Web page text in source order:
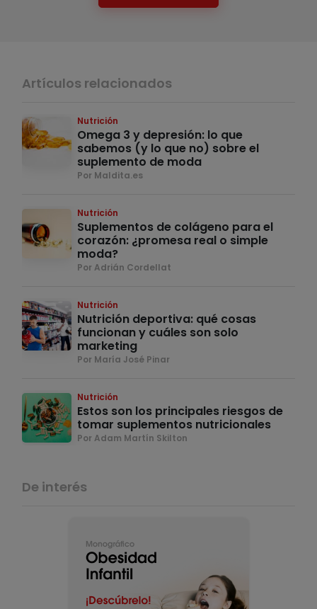
Artículos relacionados
Nutrición
Omega 3 y depresión: lo que
sabemos (y lo que no) sobre el
suplemento de moda
Por Maldita.es
Nutrición
Suplementos de colágeno para el
corazón: ¿promesa real o simple
moda?
Por Adrián Cordellat
Nutrición
Nutrición deportiva: qué cosas
funcionan y cuáles son solo
marketing
Por María José Pinar
Nutrición
Estos son los principales riesgos de
tomar suplementos nutricionales
Por Adam Martín Skilton
De interés